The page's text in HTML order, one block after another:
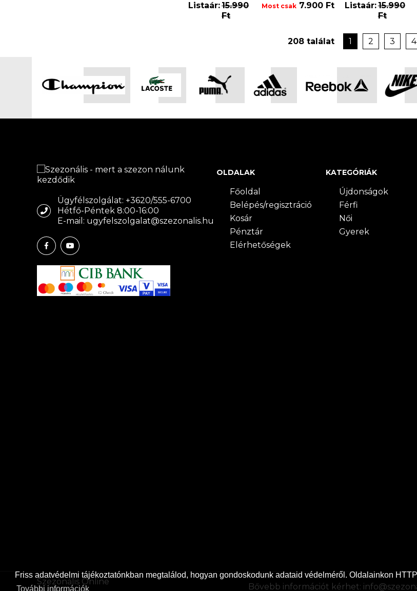
Friss adatvédelmi tájékoztatónkban megtalálod, hogyan gondoskodunk adataid védelméről. Oldalainkon
További információk
Listaár:15.990
Ft
Most csak7.900 Ft Listaár:15.990
Ft
208 találat 1 2 3 4
Ügyfélszolgálat: +3620/555-6700
Hétfő-Péntek 8:00-16:00
E-mail: ugyfelszolgalat@szezonalis.hu
OLDALAK
Főoldal
Belépés/regisztráció
Kosár
Pénztár
Elérhetőségek
KATEGÓRIÁK
Újdonságok
Férfi
Női
Gyerek
Szezonális Online
Bővebb információt kérhet: